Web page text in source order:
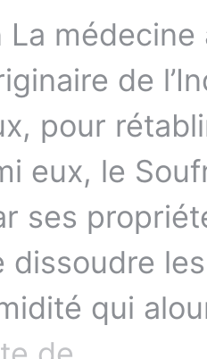
La
de
pour
eux, le
ses
dissoudre
qui